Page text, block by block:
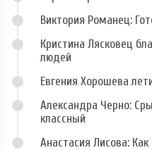
Виктория Романец:
Кристина Лясковец
людей
Евгения Хорошева
Александра Черно:
классный
Анастасия Лисова: